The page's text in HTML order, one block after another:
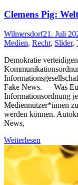
Clemens Pig:
Wilmersdorf21. Juli
Medien, Recht, Slider,
Demokratie
Fake News. — Was
Informationsordnung
Mediennutzer*innen
werden können.
News,
Weiterlesen